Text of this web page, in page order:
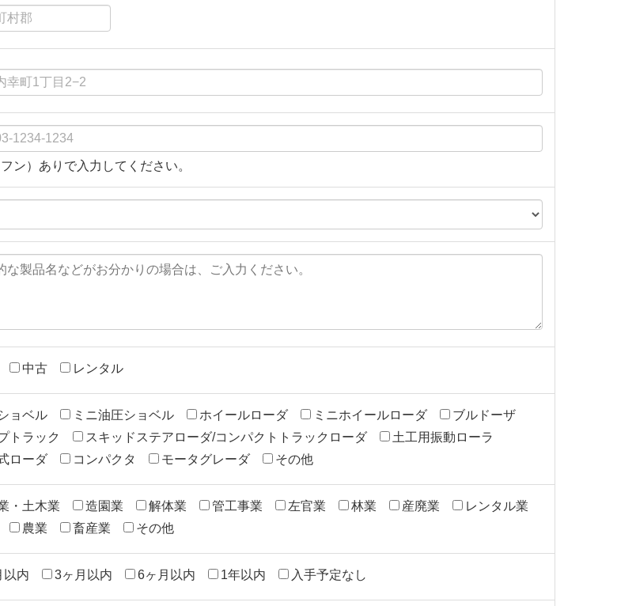
ン）ありで入力してください。
中古 レンタル
ョベル ミニ油圧ショベル ホイールローダ ミニホイールローダ
ブルドーザ
トラック
スキッドステアローダ/コンパクトトラックローダ
土工用振動ローラ
ローダ
コンパクタ モータグレーダ その他
・土木業 造園業 解体業 管工事業 左官業 林業 産廃業
レンタル業
農業 畜産業 その他
以内 3ヶ月以内 6ヶ月以内 1年以内 入手予定なし